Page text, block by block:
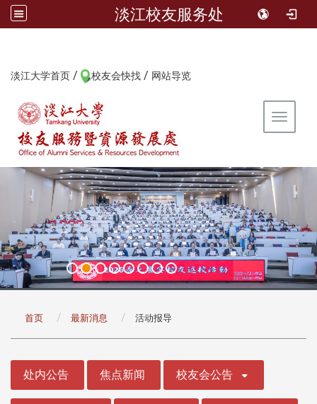
淡江校友服务处
淡江大学首页 / 校友会快找 / 网站导览
Toggle
首页 最新消息 活动报导
处内公告 焦点新闻 校友会公告